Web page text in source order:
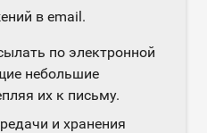
в email.
по электронной
небольшие
их к письму.
и хранения